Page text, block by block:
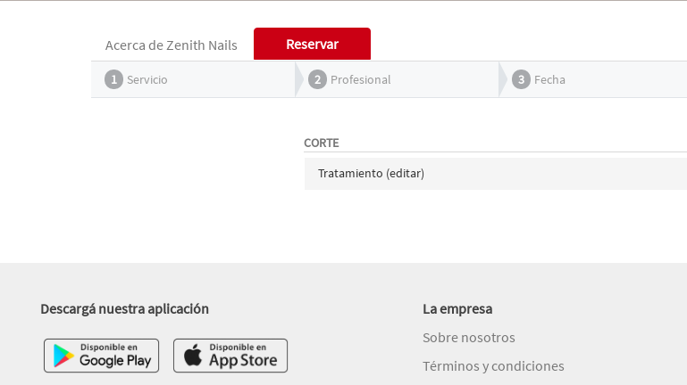
Acerca de Zenith Nails Reservar
1 Servicio 2 Profesional 3 Fecha
CORTE
Tratamiento (editar)
Descargá nuestra aplicación
La empresa
Sobre nosotros
Términos y condiciones